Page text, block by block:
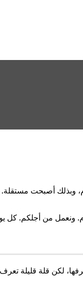
العام، وبذلك أصبحت
لكن قلة قليلة تعرف